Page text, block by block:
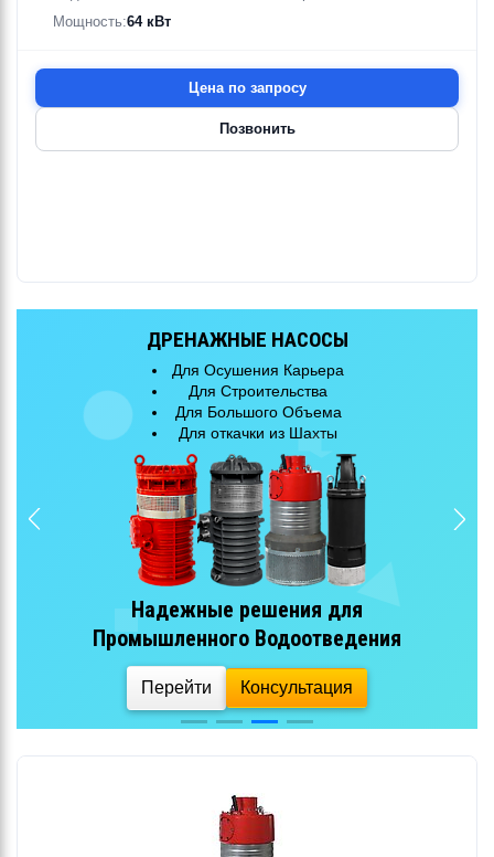
Мощность:64 кВт
Цена по запросу
Позвонить
КАНАЛИЗАЦИОННЫЕ НАСОСЫ
Для Очистных Сооружений
Для Городской Канализации
Для Большого Объема
Эффективная перекачка
сточных вод
Перейти Консультация